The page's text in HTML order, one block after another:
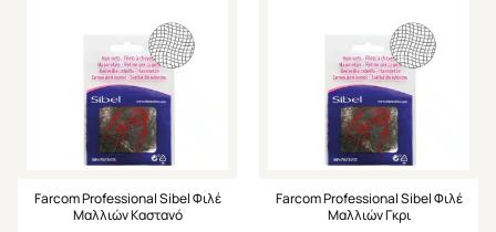
Farcom Professional Sibel Φιλέ
Μαλλιών Καστανό
Farcom Professional Sibel Φιλέ
Μαλλιών Γκρι